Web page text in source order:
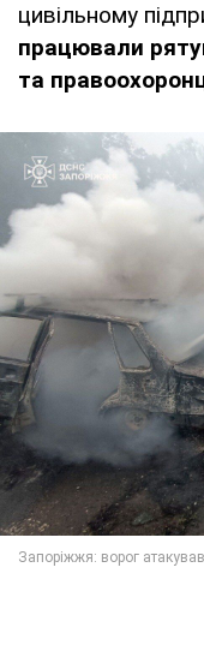
цивільному
працювали
та